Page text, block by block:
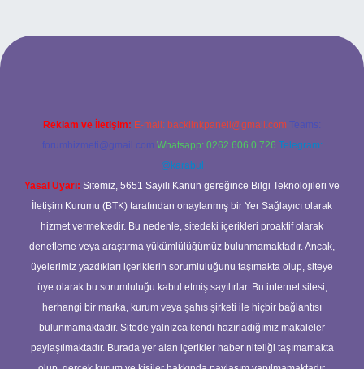
casino
Reklam ve İletişim: E-mail: backlinkpaneli@gmail.com Teams:
forumhizmeti@gmail.com Whatsapp: 0262 606 0 726 Telegram:
@karabul
Yasal Uyarı: Sitemiz, 5651 Sayılı Kanun gereğince Bilgi Teknolojileri ve
İletişim Kurumu (BTK) tarafından onaylanmış bir Yer Sağlayıcı olarak
hizmet vermektedir. Bu nedenle, sitedeki içerikleri proaktif olarak
denetleme veya araştırma yükümlülüğümüz bulunmamaktadır. Ancak,
üyelerimiz yazdıkları içeriklerin sorumluluğunu taşımakta olup, siteye
üye olarak bu sorumluluğu kabul etmiş sayılırlar. Bu internet sitesi,
herhangi bir marka, kurum veya şahıs şirketi ile hiçbir bağlantısı
bulunmamaktadır. Sitede yalnızca kendi hazırladığımız makaleler
paylaşılmaktadır. Burada yer alan içerikler haber niteliği taşımamakta